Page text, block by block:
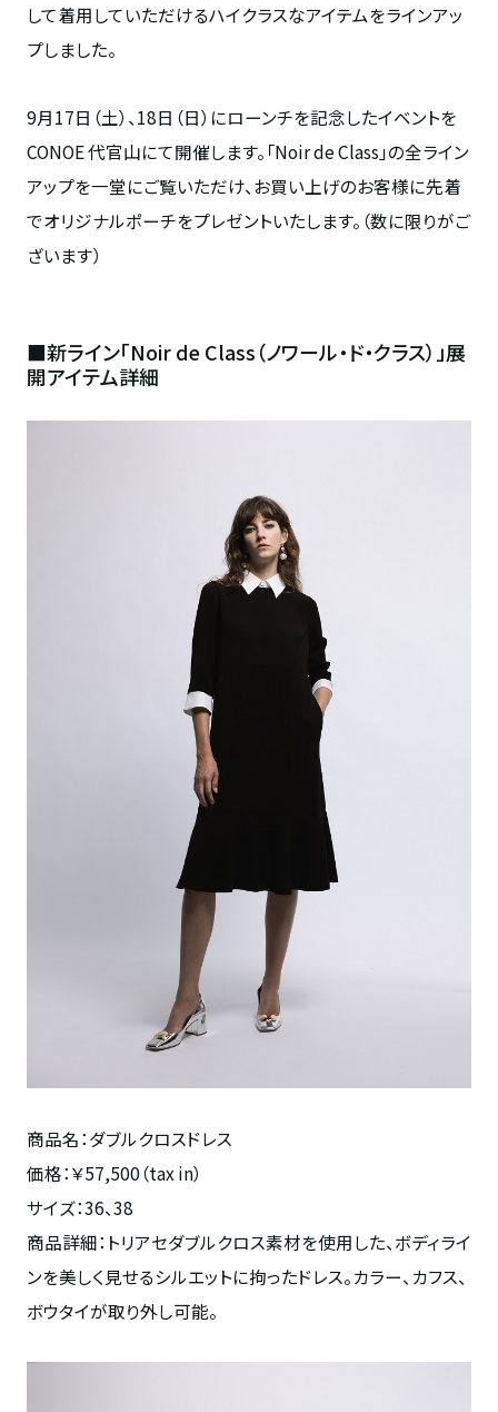
して着用していただけるハイクラスなアイテムをラインアッ
プしました。
9月17日（土）、18日（日）にローンチを記念したイベントを
CONOE 代官山にて開催します。「Noir de Class」の全ライン
アップを一堂にご覧いただけ、お買い上げのお客様に先着
でオリジナルポーチをプレゼントいたします。（数に限りがご
ざいます）
■新ライン「Noir de Class（ノワール・ド・クラス）」展
開アイテム詳細
商品名：ダブルクロスドレス
価格：￥57,500（tax in）
サイズ：36、38
商品詳細：トリアセダブルクロス素材を使用した、ボディライ
ンを美しく見せるシルエットに拘ったドレス。カラー、カフス、
ボウタイが取り外し可能。